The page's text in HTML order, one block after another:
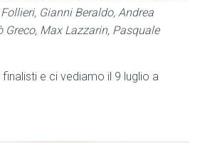
Gianni Beraldo, Andrea
Greco, Max Lazzarin, Pasquale
e ci vediamo il 9 luglio a